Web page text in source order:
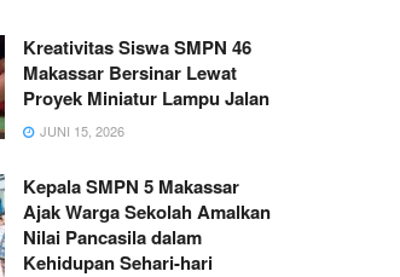
Kreativitas Siswa SMPN 46
Makassar Bersinar Lewat
Proyek Miniatur Lampu Jalan
JUNI 15, 2026
Kepala SMPN 5 Makassar
Ajak Warga Sekolah Amalkan
Nilai Pancasila dalam
Kehidupan Sehari-hari